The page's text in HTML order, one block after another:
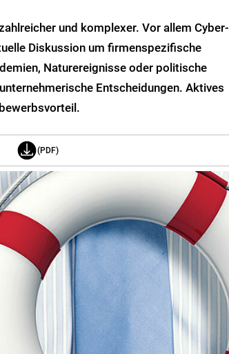
und komplexer. Vor allem Cyber-
Diskussion um firmenspezifische
Naturereignisse oder politische
Entscheidungen. Aktives
(PDF)